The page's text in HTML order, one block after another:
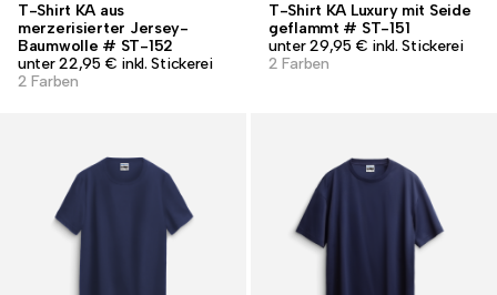
T-Shirt KA aus
merzerisierter Jersey-
Baumwolle # ST-152
unter 22,95 € inkl. Stickerei
2 Farben
T-Shirt KA Luxury mit Seide
geflammt # ST-151
unter 29,95 € inkl. Stickerei
2 Farben